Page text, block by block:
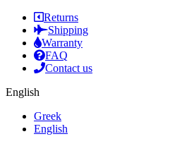
Returns
Shipping
Warranty
FAQ
Contact us
English
Greek
English